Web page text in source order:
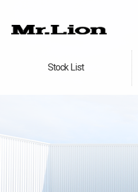
Stock List
在庫車情報